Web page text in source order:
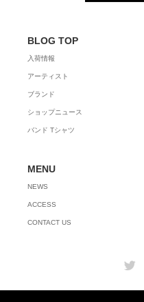
BLOG TOP
入荷情報
アーティスト
ブランド
ショップニュース
バンド Tシャツ
MENU
NEWS
ACCESS
CONTACT US